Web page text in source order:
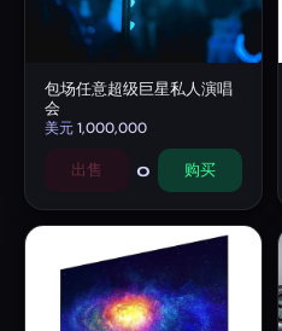
包场任意超级巨星私人演唱
会
美元1,000,000
出售 0 购买